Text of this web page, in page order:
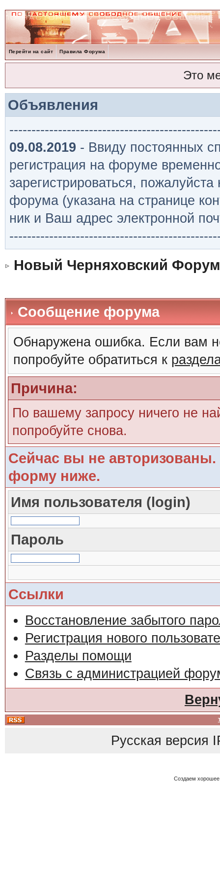
Перейти на сайт Правила Форума
Это
Объявления
09.08.2019 - Ввиду постоянных
регистрация на форуме
зарегистрироваться,
форума (указана на странице
ник и Ваш адрес электронной
Новый Черняховский Форум
Сообщение форума
Обнаружена ошибка. Если вам
попробуйте обратиться к
Причина:
По вашему запросу ничего не
попробуйте снова.
Сейчас вы не авторизованы.
форму ниже.
Имя пользователя (login)
Пароль
Ссылки
Восстановление забытого
Регистрация нового
Разделы помощи
Связь с администрацией
Русская версия
Создаем